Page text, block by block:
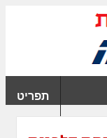
תפריט